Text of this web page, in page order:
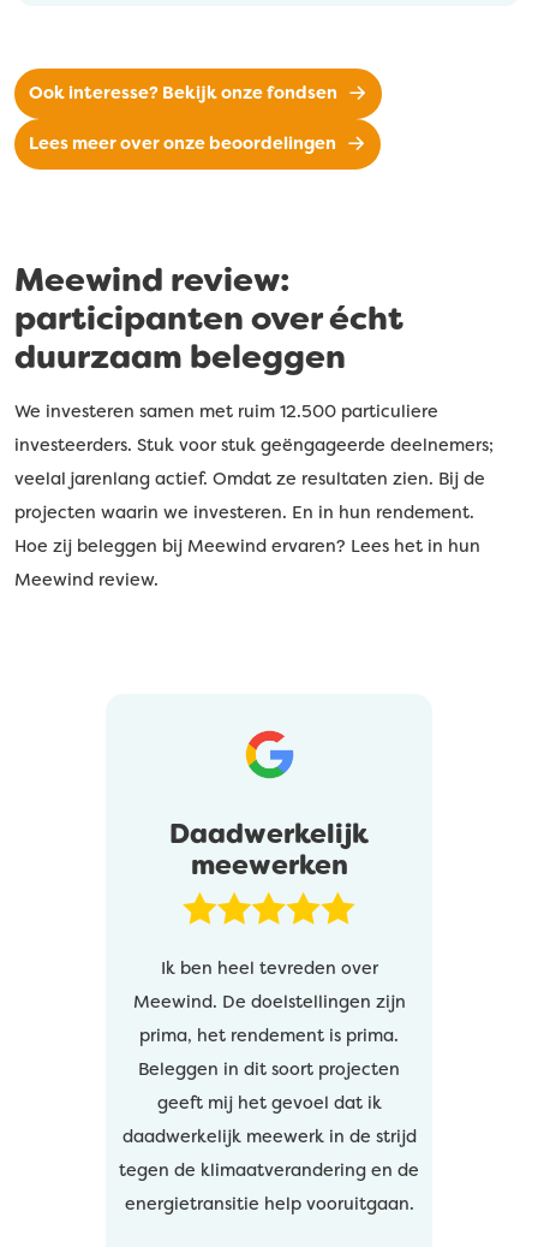
Ook interesse? Bekijk onze fondsen
Lees meer over onze beoordelingen
Meewind review:
participanten over écht
duurzaam beleggen
We investeren samen met ruim 12.500 particuliere
investeerders. Stuk voor stuk geëngageerde deelnemers;
veelal jarenlang actief. Omdat ze resultaten zien. Bij de
projecten waarin we investeren. En in hun rendement.
Hoe zij beleggen bij Meewind ervaren? Lees het in hun
Meewind review.
Daadwerkelijk
meewerken
Ik ben heel tevreden over
Meewind. De doelstellingen zijn
prima, het rendement is prima.
Beleggen in dit soort projecten
geeft mij het gevoel dat ik
daadwerkelijk meewerk in de strijd
tegen de klimaatverandering en de
energietransitie help vooruitgaan.